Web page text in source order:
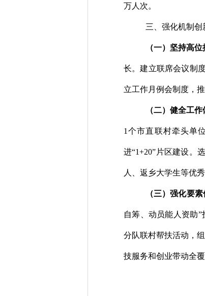
万人次。
三、强化机制创
（一） 坚持高位
长。建立联席会议制
立工作月例会制度，
（二） 健全工作
1 个市直联村牵头单位
进“1+20”片区建设。
人、返乡大学生等优
（三）强化要素
自筹、动员能人资助”
分队联村帮扶活动，
技服务和创业带动全